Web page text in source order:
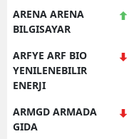
ARENA ARENA
BILGISAYAR
ARFYE ARF BIO
YENILENEBILIR
ENERJI
ARMGD ARMADA
GIDA